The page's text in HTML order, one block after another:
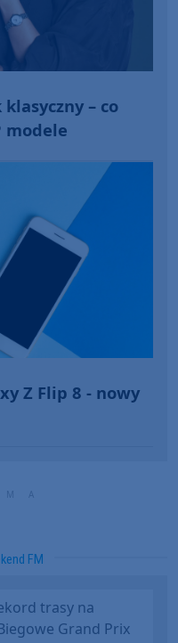
– co
modele
Z Flip 8 - nowy
FM
trasy na
Grand Prix